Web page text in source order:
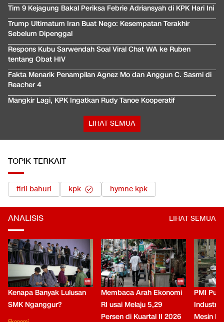
Tim 9 Kejagung Bakal Periksa Febrie Adriansyah di KPK Hari Ini
Trump Ultimatum Iran Buat Nego: Kesempatan Terakhir
Sebelum Dipenggal
Respons Kubu Sarwendah Soal Viral Chat WA ke Ruben
tentang Obat HIV
Fakta Menarik Penampilan Agnez Mo dan Anggun C. Sasmi di
Reacher 4
Mangkir Lagi, KPK Ingatkan Rudy Tanoe Kooperatif
LIHAT SEMUA
TOPIK TERKAIT
firli bahuri kpk hymne kpk
ANALISIS LIHAT SEMUA
Kenapa Banyak Lulusan
SMK Nganggur?
Membaca Arah Ekonomi
RI usai Melaju 5,29
Persen di Kuartal II 2026
PMI
Industri
Mesin